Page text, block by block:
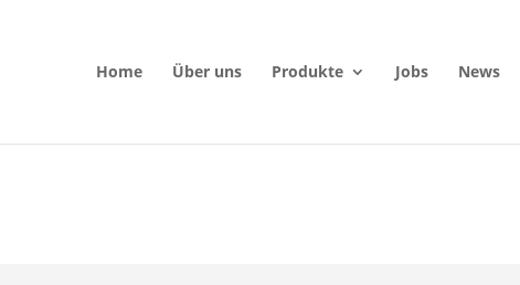
Home Über uns Produkte Jobs News